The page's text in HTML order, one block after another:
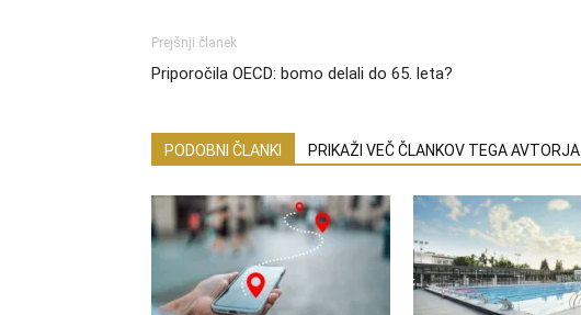
Prejšnji članek
Priporočila OECD: bomo delali do 65. leta?
PODOBNI ČLANKI PRIKAŽI VEČ ČLANKOV TEGA AVTORJA